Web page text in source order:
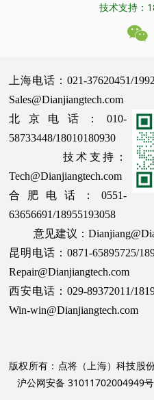
技术支持：
上海电话：021-
Sales@Dianjiangtech.com
北京电话：010-
58733448/18010180930
技术支持：
Tech@Dianjiangtech.com
合肥电话：0551-
63656691/18955193058
意见建议：
昆明电话：0871-
Repair@Dianjiangtech.com
西安电话：029-
Win-win@Dianjiangtech.com
版权所有：点将（上海）科技股
沪公网安备 31011702004949号